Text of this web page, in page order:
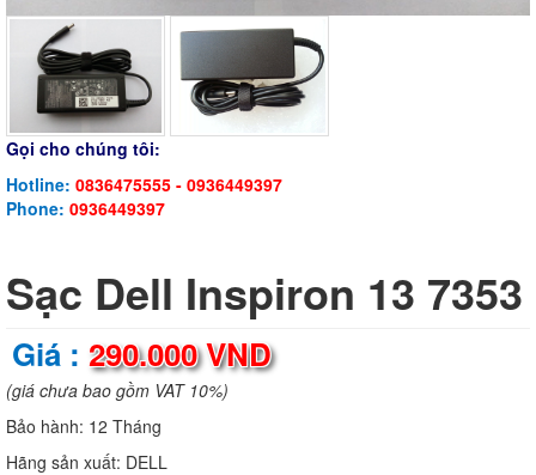
Gọi cho chúng tôi:
Hotline: 0836475555 - 0936449397
Phone: 0936449397
Sạc Dell Inspiron 13 7353
Giá : 290.000 VND
(giá chưa bao gồm VAT 10%)
Bảo hành: 12 Tháng
Hãng sản xuất: DELL